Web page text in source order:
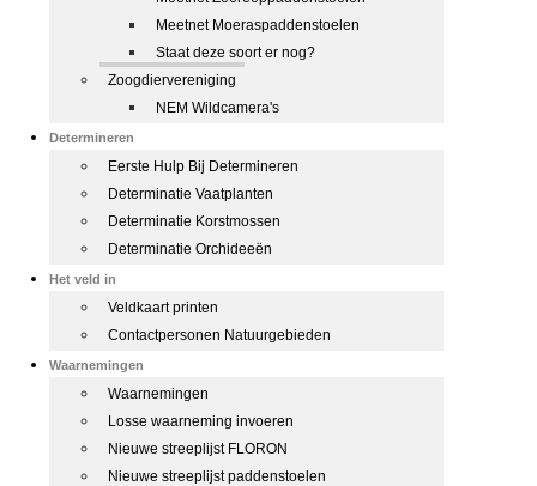
Meetnet Moeraspaddenstoelen
Staat deze soort er nog?
Zoogdiervereniging
NEM Wildcamera's
Determineren
Eerste Hulp Bij Determineren
Determinatie Vaatplanten
Determinatie Korstmossen
Determinatie Orchideeën
Het veld in
Veldkaart printen
Contactpersonen Natuurgebieden
Waarnemingen
Waarnemingen
Losse waarneming invoeren
Nieuwe streeplijst FLORON
Nieuwe streeplijst paddenstoelen